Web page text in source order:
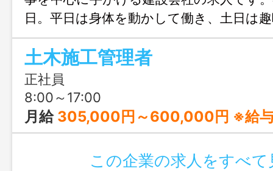
日。平日は身体を動かして働き、土日は
り、家族との時間を過ごしたり、身体を
もほぼないのでアフターファイブも大切
土木施工管理者
正社員
8:00～17:00
月給 305,000円～600,000円 ※給
この企業の求人をすべて